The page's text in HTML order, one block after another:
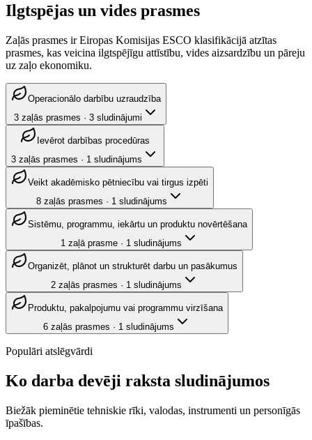
Ilgtspējas un vides prasmes
Zaļās prasmes ir Eiropas Komisijas ESCO klasifikācijā atzītas
prasmes, kas veicina ilgtspējīgu attīstību, vides aizsardzību un pāreju
uz zaļo ekonomiku.
Operacionālo darbību uzraudzība
3 zaļās prasmes · 3 sludinājumi
Ievērot darbības procedūras
3 zaļās prasmes · 1 sludinājums
Veikt akadēmisko pētniecību vai tirgus izpēti
8 zaļās prasmes · 1 sludinājums
Sistēmu, programmu, iekārtu un produktu novērtēšana
1 zaļā prasme· 1 sludinājums
Organizēt, plānot un strukturēt darbu un pasākumus
2 zaļās prasmes · 1 sludinājums
Produktu, pakalpojumu vai programmu virzīšana
6 zaļās prasmes · 1 sludinājums
Populāri atslēgvārdi
Ko darba devēji raksta sludinājumos
Biežāk pieminētie tehniskie rīki, valodas, instrumenti un personīgās
īpašības.